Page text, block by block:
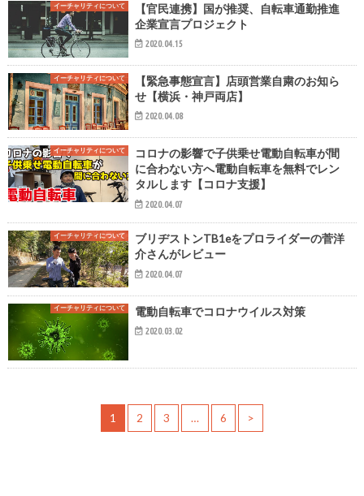
イーチャリティについて
【官民連携】国が推奨、自転車通勤推進
企業宣言プロジェクト
2020.04.15
イーチャリティについて
【緊急事態宣言】店頭営業自粛のお知ら
せ【横浜・神戸両店】
2020.04.08
イーチャリティについて
コロナの影響で子供乗せ電動自転車が間
に合わない方へ電動自転車を無料でレン
タルします【コロナ支援】
2020.04.07
イーチャリティについて
ブリヂストンTB1eをプロライダーの菅洋
介さんがレビュー
2020.04.07
イーチャリティについて 電動自転車でコロナウイルス対策
2020.03.02
1 2 3 … 6 >